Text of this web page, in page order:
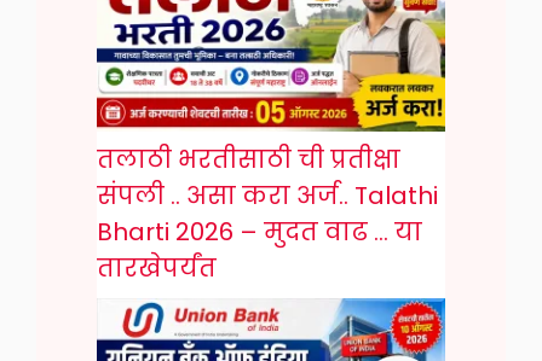
तलाठी भरतीसाठी ची प्रतीक्षा
संपली .. असा करा अर्ज.. Talathi
Bharti 2026 – मुदत वाढ … या
तारखेपर्यंत